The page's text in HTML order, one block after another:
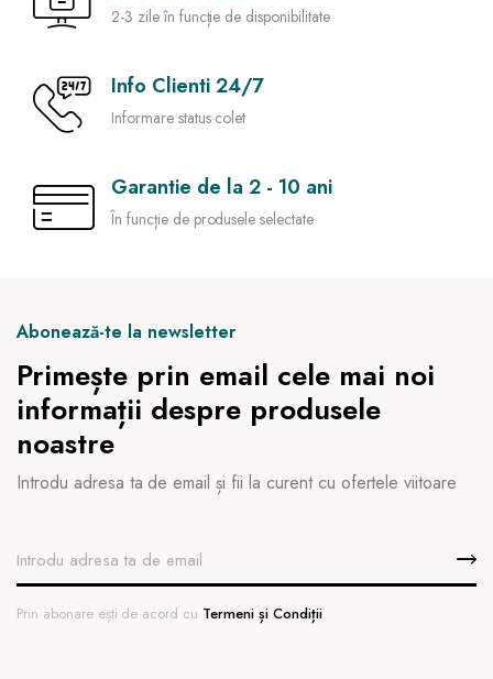
2-3 zile în funcție de disponibilitate
Info Clienti 24/7
Informare status colet
Garantie de la 2 - 10 ani
În funcție de produsele selectate
Abonează-te la newsletter
Primește prin email cele mai noi
informații despre produsele
noastre
Introdu adresa ta de email și fii la curent cu ofertele viitoare
Prin abonare ești de acord cu Termeni și Condiții